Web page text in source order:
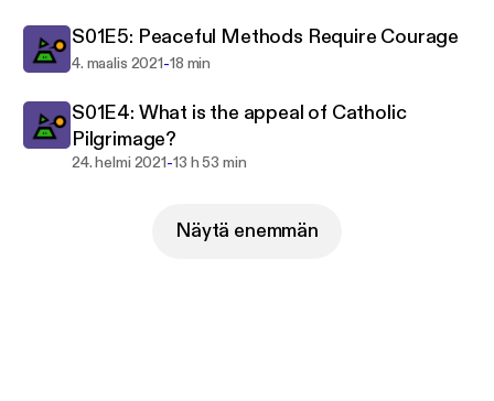
S01E5: Peaceful Methods Require Courage
4. maalis 2021-18 min
S01E4: What is the appeal of Catholic
Pilgrimage?
24. helmi 2021-13 h 53 min
Näytä enemmän